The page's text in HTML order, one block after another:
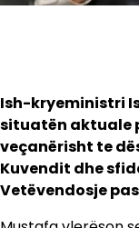
Ish-kryeministri
situatën aktuale
veçanërisht te
Kuvendit dhe
Vetëvendosje